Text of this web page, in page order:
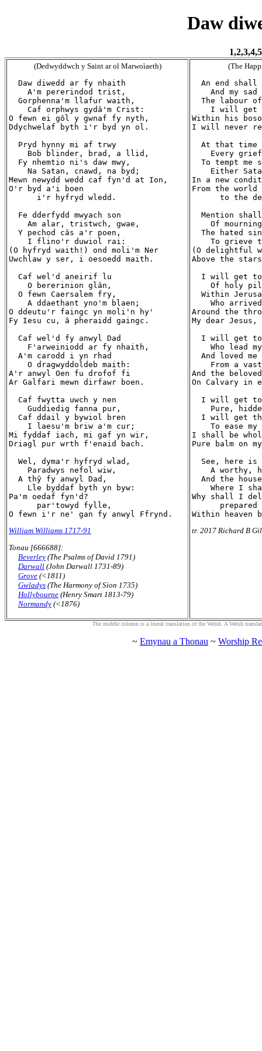
Daw
(Dedwyddwch y Saint ar ol Marwoìaeth)
  Daw diwedd ar fy nhaith
    A'm pererindod trist,
  Gorphenna'm llafur waith,
    Caf orphwys gydâ'm Crist:
O fewn ei gôl y gwnaf fy nyth,
Ddychwelaf byth i'r byd yn ol.
  Pryd hynny mi af trwy
    Bob blinder, brad, a llid,
  Fy nhemtio ni's daw mwy,
    Na Satan, cnawd, na byd;
Mewn newydd wedd caf fyn'd at Ion,
O'r byd a'i boen
      i'r hyfryd wledd.
  Fe dderfydd mwyach son
    Am alar, tristwch, gwae,
  Y pechod câs a'r poen,
    I flino'r duwiol rai:
(O hyfryd waith!) ond moli'm Ner
Uwchlaw y ser, i oesoedd maith.
  Caf wel'd aneirif lu
    O bererinion glân,
  O fewn Caersalem fry,
    A ddaethant yno'm blaen;
O ddeutu'r faingc yn moli'n hy'
Fy Iesu cu, â pheraidd gaingc.
  Caf wel'd fy anwyl Dad
    F'arweiniodd ar fy nhaith,
  A'm carodd i yn rhad
    O dragwyddoldeb maith:
A'r anwyl Oen fu drofof fi
Ar Galfari mewn dirfawr boen.
  Caf fwytta uwch y nen
    Guddiedig fanna pur,
  Caf ddail y bywiol bren
    I laesu'm briw a'm cur;
Mi fyddaf iach, mi gaf yn wir,
Driagl pur wrth f'enaid bach.
  Wel, dyma'r hyfryd wlad,
    Paradwys nefol wiw,
  A thŷ fy anwyl Dad,
    Lle byddaf byth yn byw:
Pa'm oedaf fyn'd?
      par'towyd fylle,
William Williams 1717-91
Tonau [666688]:
Beverley (The Psalms of David 1791)
Darwall (John Darwall 1731-89)
Grove (<1811)
Gwladys (The Harmony of Sion 1735)
Hollybourne (Henry Smart 1813-79)
Normandy (<1876)
(The
An end shall
And my sad
The labour
I will get
Within his
I will never
At that time
Every
To tempt me
Either
In a new
From the
to the
Mention
Of
The hated
To grieve
(O delightful
Above the
I will get
Of holy
Within
Who
Around the
My dear
I will get
Who lead
And loved me
From a
And the
On Calvary in
I will get
Pure,
I will get
To ease my
I shall be
Pure balm on
See, here is
A worthy,
And the
Where I
Why shall I
prepared
tr. 2017 Richard B
The middle column is a literal translation of the Welsh. A Welsh
~ Emynau a Thonau ~ Worship